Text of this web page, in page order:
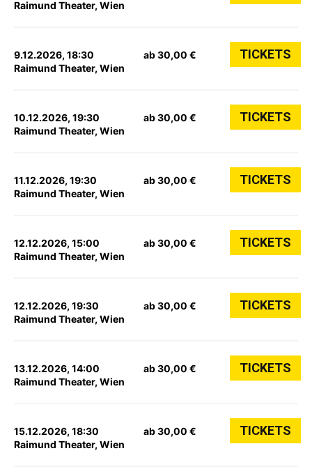
Raimund Theater, Wien
9.12.2026, 18:30
Raimund Theater, Wien
ab 30,00 € TICKETS
10.12.2026, 19:30
Raimund Theater, Wien
ab 30,00 € TICKETS
11.12.2026, 19:30
Raimund Theater, Wien
ab 30,00 € TICKETS
12.12.2026, 15:00
Raimund Theater, Wien
ab 30,00 € TICKETS
12.12.2026, 19:30
Raimund Theater, Wien
ab 30,00 € TICKETS
13.12.2026, 14:00
Raimund Theater, Wien
ab 30,00 € TICKETS
15.12.2026, 18:30
Raimund Theater, Wien
ab 30,00 € TICKETS